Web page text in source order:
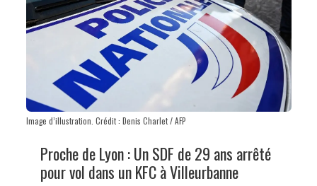
Image d’illustration. Crédit : Denis Charlet / AFP
Proche de Lyon : Un SDF de 29 ans arrêté
pour vol dans un KFC à Villeurbanne